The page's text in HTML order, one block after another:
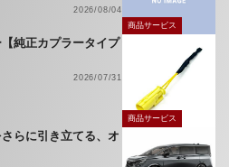
2026/08/04
商品サービス
純正カプラータイプ
2026/07/31
商品サービス
らに引き立てる、オ